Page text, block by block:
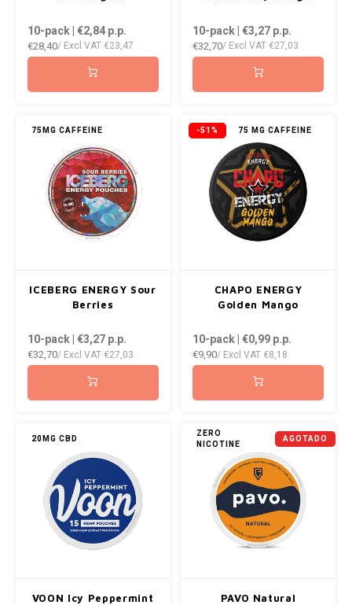
10-pack | €2,84p.p.
€28,40/ Excl VAT €23,47
10-pack | €3,27p.p.
€32,70/ Excl VAT €27,03
75MG CAFFEINE
ICEBERG ENERGY Sour
Berries
10-pack | €3,27p.p.
€32,70/ Excl VAT €27,03
-51% 75 MG CAFFEINE
CHAPO ENERGY
Golden Mango
10-pack | €0,99p.p.
€9,90/ Excl VAT €8,18
20MG CBD
VOON Icy Peppermint
ZERO
NICOTINE
AGOTADO
PAVO Natural